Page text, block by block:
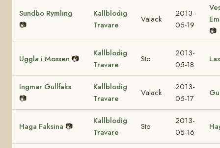
Sundbo Rymling
📷
Kallblodig
Travare
Valack
2013-
05-19
📷
Uggla i Mossen 📷
Kallblodig
Travare
Sto
2013-
05-18
Ingmar Gullfaks
📷
Kallblodig
Travare
Valack
2013-
05-17
Haga Faksina 📷
Kallblodig
Travare
Sto
2013-
05-16